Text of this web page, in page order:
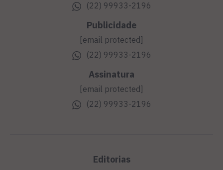
(22) 99933-2196
Publicidade
[email protected]
(22) 99933-2196
Assinatura
[email protected]
(22) 99933-2196
Editorias